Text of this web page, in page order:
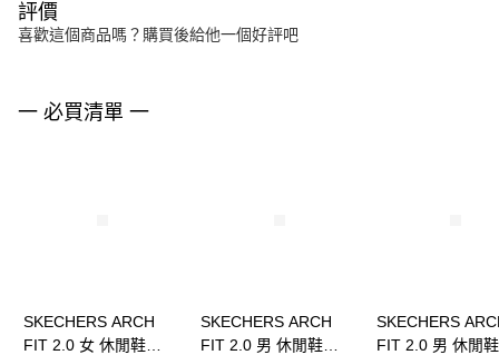
評價
喜歡這個商品嗎？購買後給他一個好評吧
一 必買清單 一
SKECHERS ARCH
FIT 2.0 女 休閒鞋
SKECHERS ARCH
FIT 2.0 男 休閒鞋
SKECHERS
FIT 2.0 男 休閒鞋